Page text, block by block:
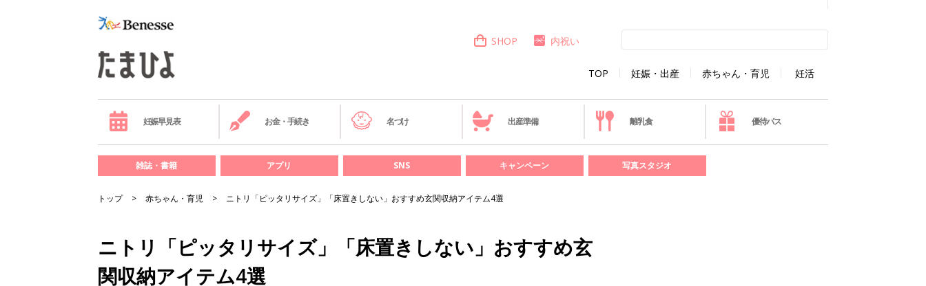
TOP 妊娠・出産 赤ちゃん・育児 妊活
SHOP 内祝い
妊娠早見表 お金・手続き 名づけ 出産準備 離乳食 優待パス
雑誌・書籍 アプリ SNS キャンペーン 写真スタジオ
トップ 赤ちゃん・育児 ニトリ「ピッタリサイズ」「床置きしない」おすすめ玄関収納アイテム4選
ニトリ「ピッタリサイズ」「床置きしない」おすすめ玄
関収納アイテム4選